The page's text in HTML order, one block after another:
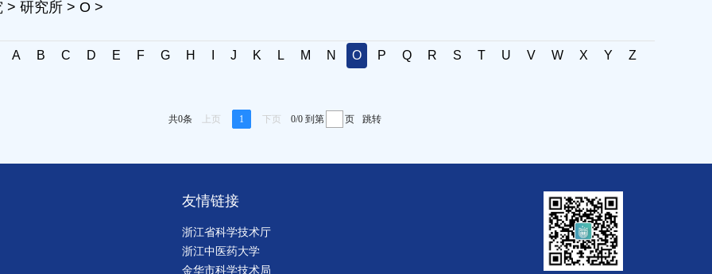
>研究所 >O >
A B C D E F G H J K L M N O P Q R S T U V W X Y Z
共0条 上页 1 下页 0/0 到第 页 跳转
友情链接
浙江省科学技术厅
浙江中医药大学
金华市科学技术局